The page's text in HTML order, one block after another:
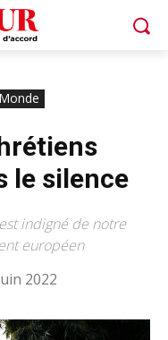
Monde
le silence
indigné de notre
européen
2022